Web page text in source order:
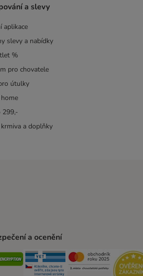
a slevy
aplikace
slevy a nabídky
%
pro chovatele
útulky
299,-
a doplňky
a ocenění
Security Security Security